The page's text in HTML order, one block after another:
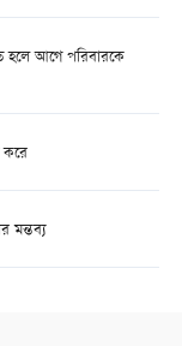
হলে আগে পরিবারকে
করে
মন্তব্য